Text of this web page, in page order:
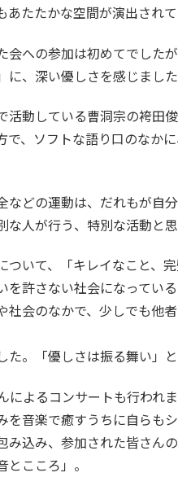
あたたかな空間が演出され
会への参加は初めてでした
、深い優しさを感じました
動している曹洞宗の袴田俊
で、ソフトな語り口のなか
などの運動は、だれもが自
な人が行う、特別な活動と
ついて、「キレイなこと、
を許さない社会になってい
社会のなかで、少しでも他
た。「優しさは振る舞い」
によるコンサートも行われ
を音楽で癒すうちに自らも
み込み、参加された皆さん
こころ」。